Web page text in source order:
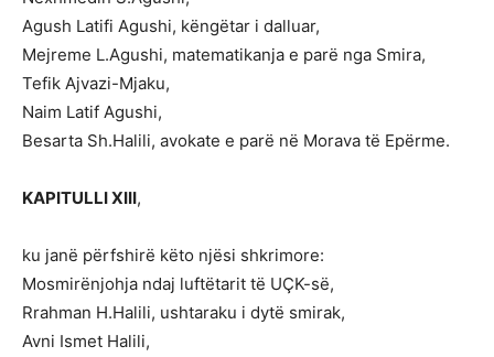
Agush Latifi Agushi, këngëtar i dalluar,
Mejreme L.Agushi, matematikanja e parë nga Smira,
Tefik Ajvazi-Mjaku,
Naim Latif Agushi,
Besarta Sh.Halili, avokate e parë në Morava të Epërme.
KAPITULLI XIII,
ku janë përfshirë këto njësi shkrimore:
Mosmirënjohja ndaj luftëtarit të UÇK-së,
Rrahman H.Halili, ushtaraku i dytë smirak,
Avni Ismet Halili,